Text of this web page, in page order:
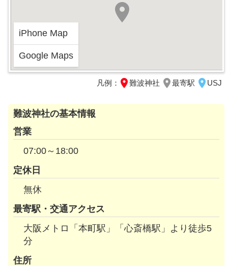
iPhone Map
Google Maps
USJ
最寄駅
難波神社
凡例：
難波神社の基本情報
営業
07:00～18:00
定休日
無休
最寄駅・交通アクセス
大阪メトロ「本町駅」「心斎橋駅」より徒歩5
分
住所